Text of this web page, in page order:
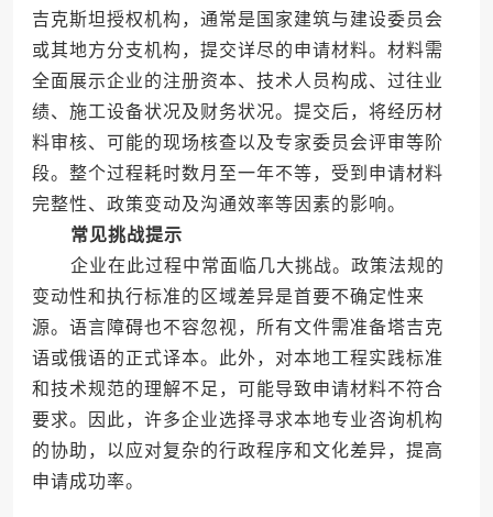
吉克斯坦授权机构，通常是国家建筑与建设委员会
或其地方分支机构，提交详尽的申请材料。材料需
全面展示企业的注册资本、技术人员构成、过往业
绩、施工设备状况及财务状况。提交后，将经历材
料审核、可能的现场核查以及专家委员会评审等阶
段。整个过程耗时数月至一年不等，受到申请材料
完整性、政策变动及沟通效率等因素的影响。
常见挑战提示
企业在此过程中常面临几大挑战。政策法规的
变动性和执行标准的区域差异是首要不确定性来
源。语言障碍也不容忽视，所有文件需准备塔吉克
语或俄语的正式译本。此外，对本地工程实践标准
和技术规范的理解不足，可能导致申请材料不符合
要求。因此，许多企业选择寻求本地专业咨询机构
的协助，以应对复杂的行政程序和文化差异，提高
申请成功率。